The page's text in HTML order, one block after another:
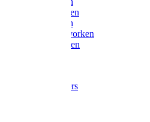
Bietenvorken
Maisvorken
Aardappelvorken
Vijgenvorken
Tuinkrabbers